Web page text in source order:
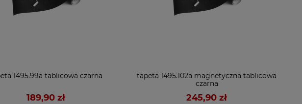
1495.99a tablicowa czarna
189,90 zł
tapeta 1495.102a magnetyczna tablicowa
czarna
245,90 zł